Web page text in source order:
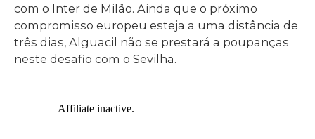
com o Inter de Milão. Ainda que o próximo
compromisso europeu esteja a uma distância de
três dias, Alguacil não se prestará a poupanças
neste desafio com o Sevilha.